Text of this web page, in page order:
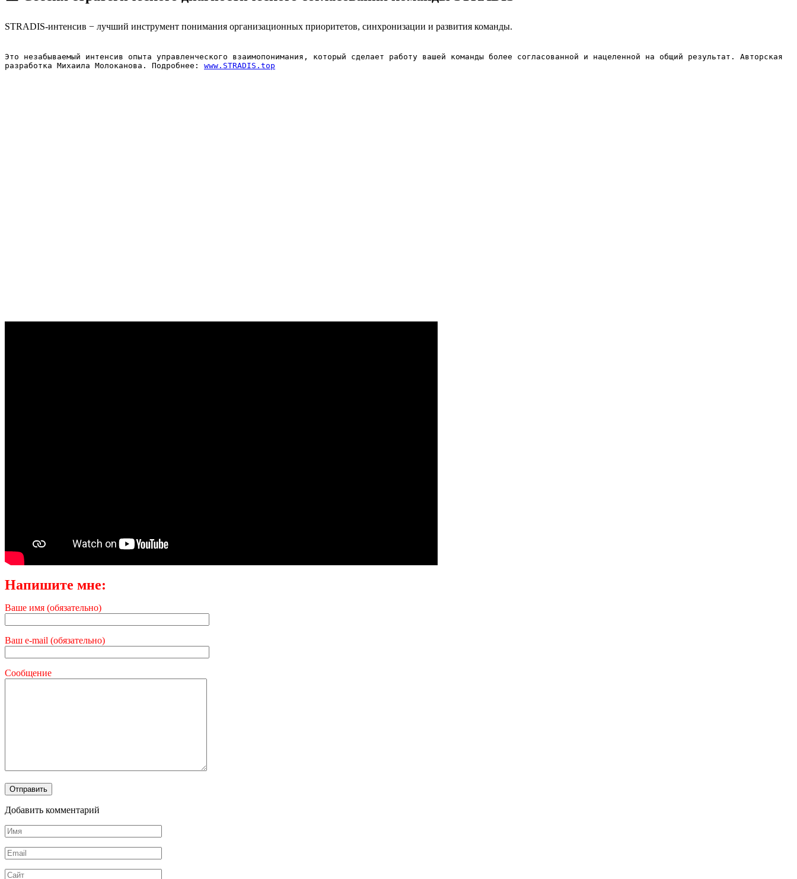
STRADIS-интенсив − лучший инструмент понимания организационных приоритетов, синхронизации и развития команды.
Это незабываемый интенсив опыта управленческого взаимопонимания, который сделает работу вашей команды более согласованной и нацеленной на общий результат. Авторская
разработка Михаила Молоканова. Подробнее: www.STRADIS.top
Напишите мне:
Ваше имя (обязательно)
Ваш e-mail (обязательно)
Сообщение
Добавить комментарий
Имя
*
Email
*
Сайт